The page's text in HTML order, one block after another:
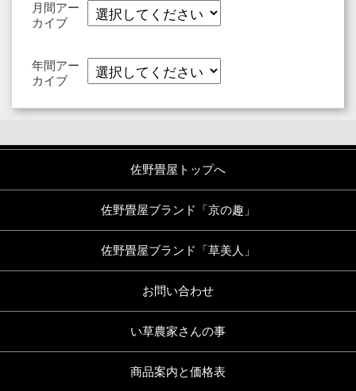
月間アー
カイブ
年間アー
カイブ
佐野畳屋トップへ
佐野畳屋ブランド「京の趣」
佐野畳屋ブランド「草美人」
お問い合わせ
い草農家さんの事
商品案内と価格表